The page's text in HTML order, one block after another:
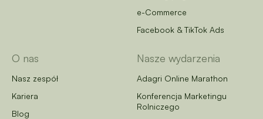
O nas
Nasz zespół
Kariera
Blog
e-Commerce
Facebook & TikTok Ads
Nasze wydarzenia
Adagri Online Marathon
Konferencja Marketingu
Rolniczego